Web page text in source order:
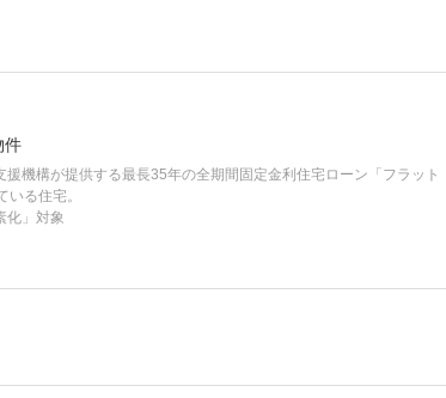
件
援機構が提供する最長35年の全期間固定金利住宅ローン「フラット
る住宅。
化」対象